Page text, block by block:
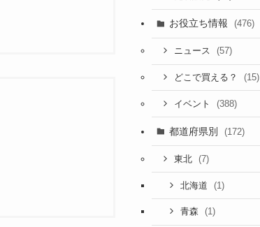
お役立ち情報 (476)
ニュース (57)
どこで買える？ (15)
イベント (388)
都道府県別 (172)
東北 (7)
北海道 (1)
青森 (1)